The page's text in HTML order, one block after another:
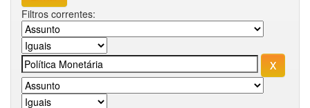
Filtros correntes: